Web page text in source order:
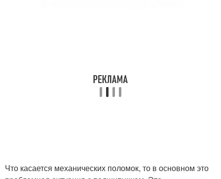
Что касается механических поломок, то в основном это